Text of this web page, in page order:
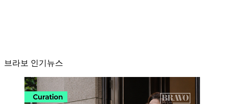
브라보 인기뉴스